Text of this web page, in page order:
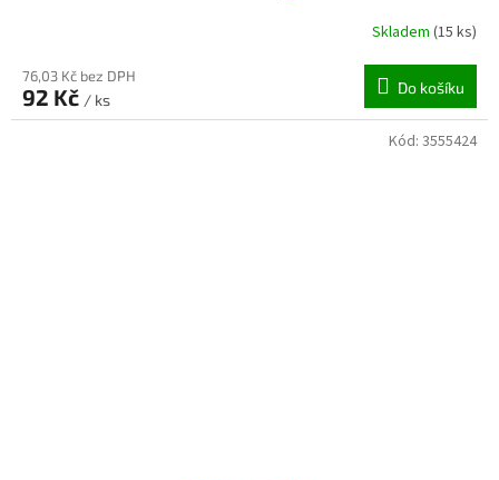
Skladem (15 ks)
76,03 Kč bez DPH
92 Kč / ks
Do košíku
Kód: 3555424